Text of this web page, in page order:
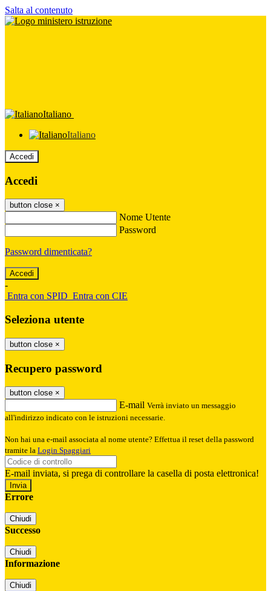
Salta al contenuto
Italiano
Italiano
Accedi
Accedi
button close ×
Nome Utente
Password
Password dimenticata?
-
Entra con SPID Entra con CIE
Seleziona utente
button close ×
Recupero password
button close ×
E-mail Verrà inviato un messaggio
all'indirizzo indicato con le istruzioni necessarie.
Non hai una e-mail associata al nome utente? Effettua il reset della password
tramite la Login Spaggiari
E-mail inviata, si prega di controllare la casella di posta elettronica!
Errore
Chiudi
Successo
Chiudi
Informazione
Chiudi